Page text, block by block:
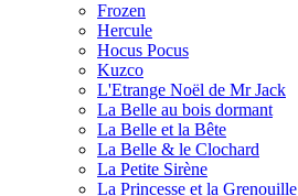
Frozen
Hercule
Hocus Pocus
Kuzco
L'Etrange Noël de Mr Jack
La Belle au bois dormant
La Belle et la Bête
La Belle & le Clochard
La Petite Sirène
La Princesse et la Grenouille